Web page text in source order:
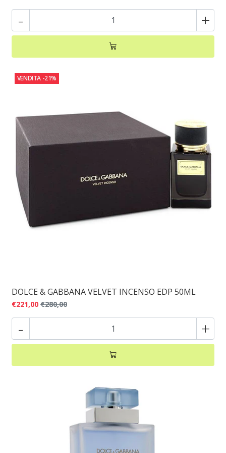
- +
VENDITA -21%
DOLCE & GABBANA VELVET INCENSO EDP 50ML
€221,00 €280,00
- +